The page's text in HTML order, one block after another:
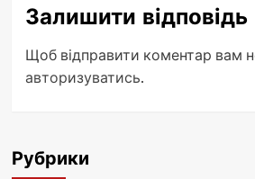
Залишити відповідь
Щоб відправити коментар вам
авторизуватись.
Рубрики